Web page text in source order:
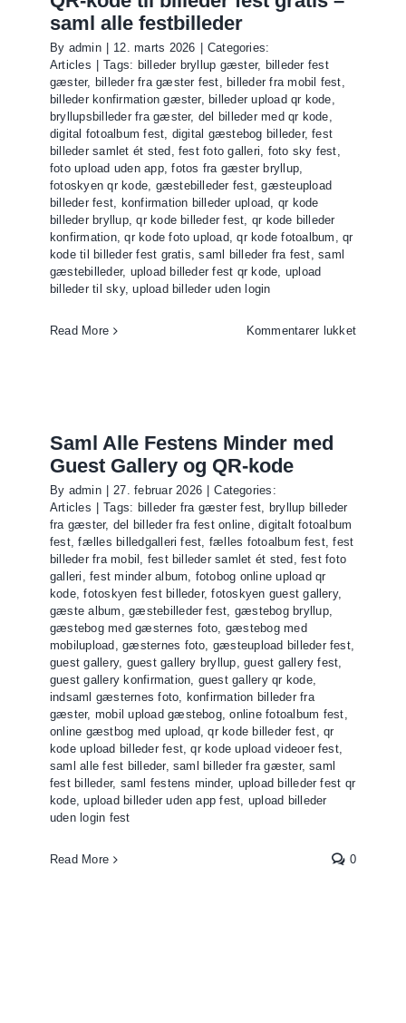
saml alle festbilleder
By admin 12. marts 2026
Categories:
Articles
Tags: billeder bryllup gæster, billeder fest
gæster, billeder fra gæster fest, billeder fra mobil fest,
billeder konfirmation gæster, billeder upload qr kode,
bryllupsbilleder fra gæster, del billeder med qr kode,
digital fotoalbum fest, digital gæstebog billeder,fest
billeder samlet ét sted , fest foto galleri, foto sky fest,
foto upload uden app,fotos fra gæster bryllup,
fotoskyen qr kode, gæstebilleder fest,gæsteupload
billeder fest, konfirmation billeder upload, qr kode
billeder bryllup,qr kode billeder fest, qr kode billeder
konfirmation,qr kode foto upload,qr kode fotoalbum , qr
kode til billeder fest gratis,saml billeder fra fest,saml
gæstebilleder, upload billeder fest qr kode, upload
billeder til sky,upload billeder uden login
Read More Kommentarer lukkettil
Saml Alle Festens Minder med
Guest Gallery og QR-kode
By admin 27. februar 2026
Categories:
Articles
Tags: billeder fra gæster fest, bryllup billeder
fra gæster, del billeder fra fest online,digitalt fotoalbum
fest,fælles billedgalleri fest, fælles fotoalbum fest,fest
billeder fra mobil , fest billeder samlet ét sted ,fest foto
galleri ,fest minder album, fotobog online upload qr
kode,fotoskyen fest billeder,fotoskyen guest gallery,
gæste album ,gæstebilleder fest, gæstebog bryllup,
gæstebog med gæsternes foto, gæstebog med
mobilupload ,gæsternes foto, gæsteupload billeder fest,
guest gallery, guest gallery bryllup,guest gallery fest,
guest gallery konfirmation, guest gallery qr kode,
indsaml gæsternes foto, konfirmation billeder fra
gæster, mobil upload gæstebog,online fotoalbum fest,
online gæstbog med upload,qr kode billeder fest, qr
kode upload billeder fest,qr kode upload videoer fest,
saml alle fest billeder, saml billeder fra gæster,saml
fest billeder, saml festens minder, upload billeder fest qr
kode,upload billeder uden app fest, upload billeder
uden login fest
Read More 0